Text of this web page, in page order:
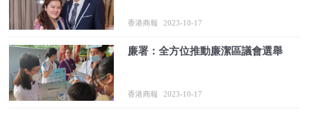
香港商報 2023-10-17
廉署：全方位推動廉潔區議會選舉
香港商報 2023-10-17